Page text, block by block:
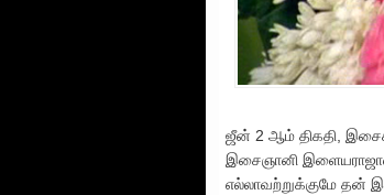
ஜீன் 2 ஆம் திகதி,
இசைஞானி
எல்லாவற்றுக்குமே தன்